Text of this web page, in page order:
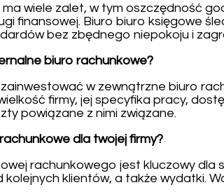
wiele zalet, w tym oszczędność
finansowej. Biuro biuro księgowe
bez zbędnego niepokoju i
biuro rachunkowe?
w zewnątrzne biuro
firmy, jej specyfika pracy,
powiązane z nimi związane.
dla twojej firmy?
rachunkowego jest kluczowy dla
klientów, a także wydatki.